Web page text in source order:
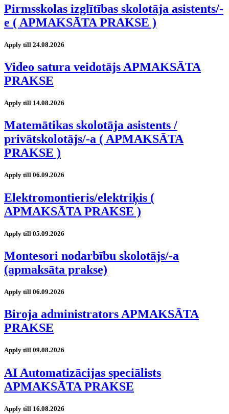
Pirmsskolas izglītības skolotāja asistents/-
e ( APMAKSĀTA PRAKSE )
Apply till 24.08.2026
Video satura veidotājs APMAKSĀTA
PRAKSE
Apply till 14.08.2026
Matemātikas skolotāja asistents /
privātskolotājs/-a ( APMAKSĀTA
PRAKSE )
Apply till 06.09.2026
Elektromontieris/elektriķis (
APMAKSĀTA PRAKSE )
Apply till 05.09.2026
Montesori nodarbību skolotājs/-a
(apmaksāta prakse)
Apply till 06.09.2026
Biroja administrators APMAKSĀTA
PRAKSE
Apply till 09.08.2026
AI Automatizācijas speciālists
APMAKSĀTA PRAKSE
Apply till 16.08.2026